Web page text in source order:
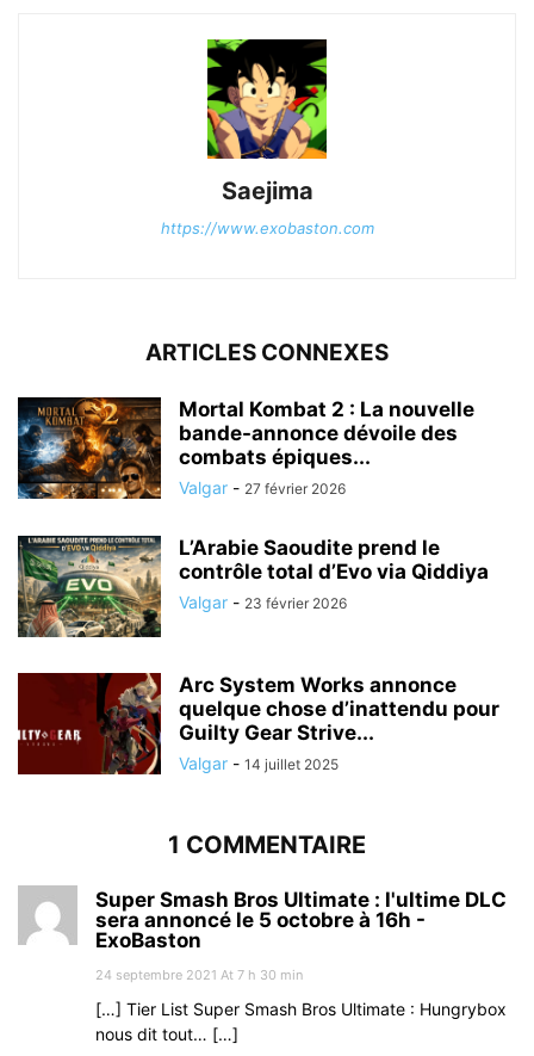
Saejima
https://www.exobaston.com
ARTICLES CONNEXES
Mortal Kombat 2 : La nouvelle
bande-annonce dévoile des
combats épiques...
Valgar - 27 février 2026
L’Arabie Saoudite prend le
contrôle total d’Evo via Qiddiya
Valgar - 23 février 2026
Arc System Works annonce
quelque chose d’inattendu pour
Guilty Gear Strive...
Valgar - 14 juillet 2025
1 COMMENTAIRE
Super Smash Bros Ultimate : l'ultime DLC
sera annoncé le 5 octobre à 16h -
ExoBaston
24 septembre 2021 At 7 h 30 min
[…] Tier List Super Smash Bros Ultimate : Hungrybox
nous dit tout… […]